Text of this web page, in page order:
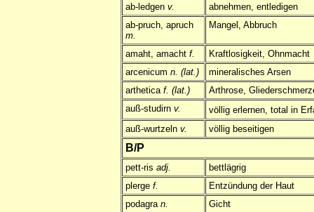
ab-ledgen v.
abnehmen, entledigen
ab-pruch, apruch
m.
Mangel, Abbruch
amaht, amacht f.
Kraftlosigkeit, Ohnmacht
arcenicum n. (lat.)
mineralisches Arsen
arthetica f. (lat.)
Arthrose,
auß-studirn v. völlig erlernen, total in
auß-wurtzeln v. völlig beseitigen
B/P
pett-ris adj.
bettlägrig
plerge f.
Entzündung der Haut
podagra n.
Gicht